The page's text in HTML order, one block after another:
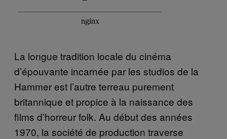
La longue tradition locale du cinéma
d’épouvante incarnée par les studios de la
Hammer est l’autre terreau purement
britannique et propice à la naissance des
films d’horreur folk. Au début des années
1970, la société de production traverse